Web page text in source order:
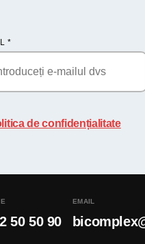
*
de confidențialitate
50 50 90
EMAIL